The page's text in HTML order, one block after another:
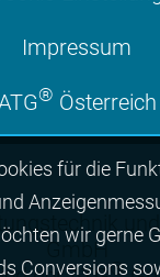
Impressum
® Österreich
und
GmbH
®
für die
wir gerne
Con­ver­sions